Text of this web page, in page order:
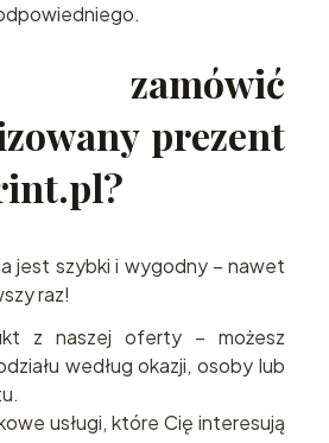
prezent
jest szybki i wygodny – nawet
raz!
z naszej oferty – możesz
według okazji, osoby lub
usługi, które Cię interesują